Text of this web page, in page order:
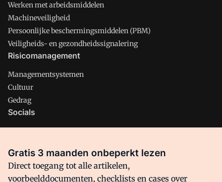
Werken met arbeidsmiddelen
Machineveiligheid
Persoonlijke beschermingsmiddelen (PBM)
Veiligheids- en gezondheidssignalering
Risicomanagement
Managementsystemen
Cultuur
Gedrag
Socials
Facebook
Gratis 3 maanden onbeperkt lezen
Direct toegang tot alle artikelen,
voorbeelddocumenten, checklists en cases over